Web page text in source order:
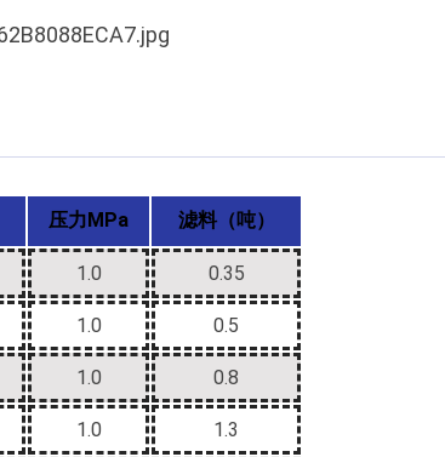
压力MPa 滤料（吨）
1.0 0.35
1.0 0.5
1.0 0.8
1.0 1.3